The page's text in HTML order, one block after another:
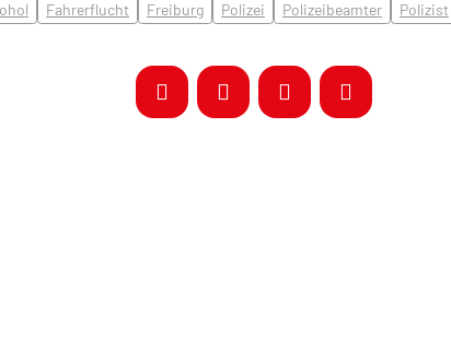
Fahrerflucht Freiburg Polizei Polizeibeamter Polizist